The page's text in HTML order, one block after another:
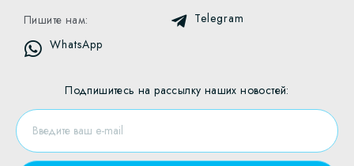
Пишите нам:
Telegram
WhatsApp
Подпишитесь на рассылку наших новостей: